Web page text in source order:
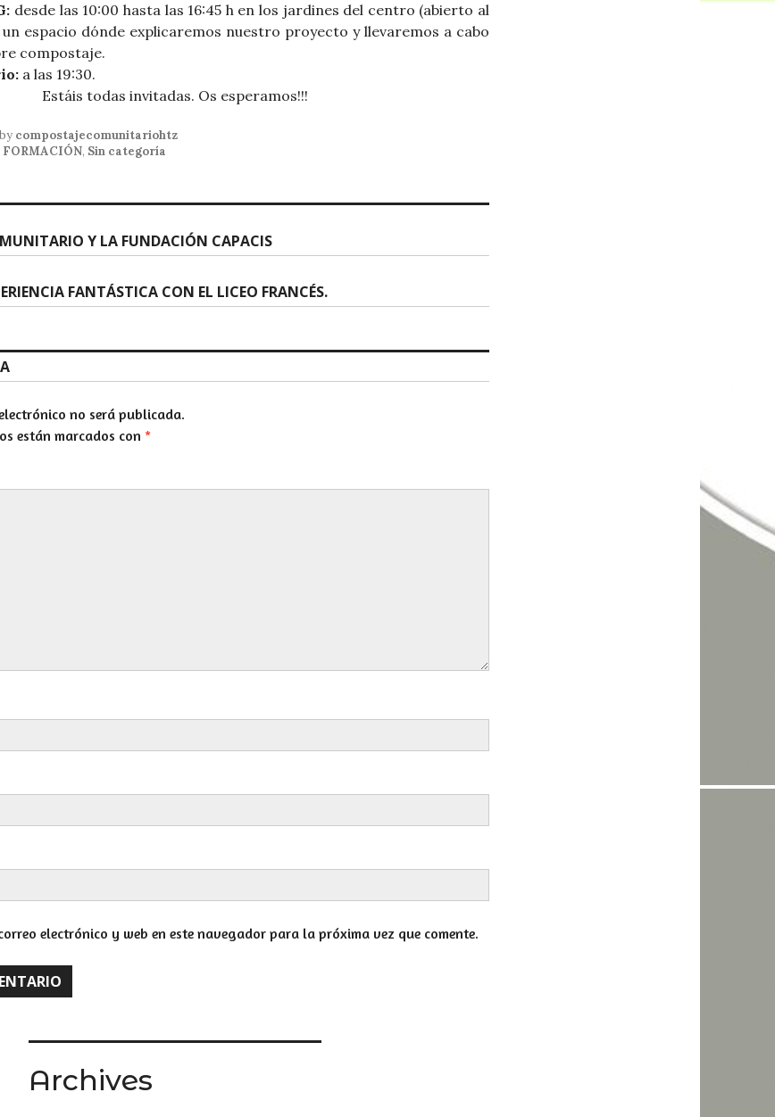
desde las 10:00 hasta las 16:45 h en los jardines del centro (abierto al
espacio dónde explicaremos nuestro proyecto y llevaremos a cabo
compostaje.
a las 19:30.
Estáis todas invitadas. Os esperamos!!!
by compostajecomunitariohtz
FORMACIÓN, Sin categoría
Y LA FUNDACIÓN CAPACIS
FANTÁSTICA CON EL LICEO FRANCÉS.
no será publicada.
están marcados con *
electrónico y web en este navegador para la próxima vez que comente.
Archives